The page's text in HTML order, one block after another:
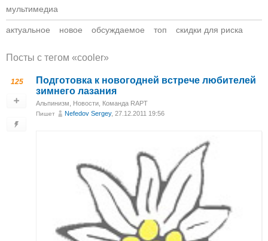
мультимедиа
актуальное новое обсуждаемое топ скидки для риска
Посты c тегом «cooler»
125
Подготовка к новогодней встрече любителей
зимнего лазания
Альпинизм Новости Команда RAPT
Пишет Nefedov Sergey, 27.12.2011 19:56